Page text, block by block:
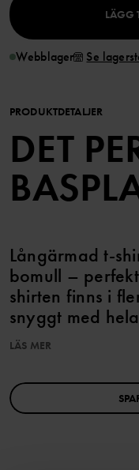
LÄGG
Webblager Se
PRODUKTDETALJER
DET
Långärmad t-
bomull –
shirten finns i
snyggt med
Den här produkten ingår
kombineras med andra
LÄS MER